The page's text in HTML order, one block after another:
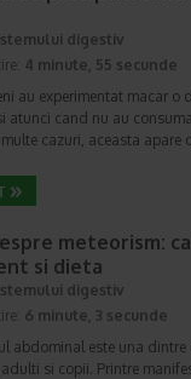
digestiv
4 minute, 55 secunde
au experimentat macar o
atunci cand nu au
multe cazuri, aceasta apare
meteorism:
si dieta
digestiv
6 minute, 3 secunde
abdominal este una dintre
si copii. Printre